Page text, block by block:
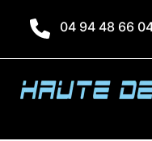
04 94 48 66